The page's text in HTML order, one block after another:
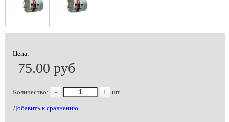
Цена:
75.00 руб
Количество: - + шт.
Добавить к сравнению